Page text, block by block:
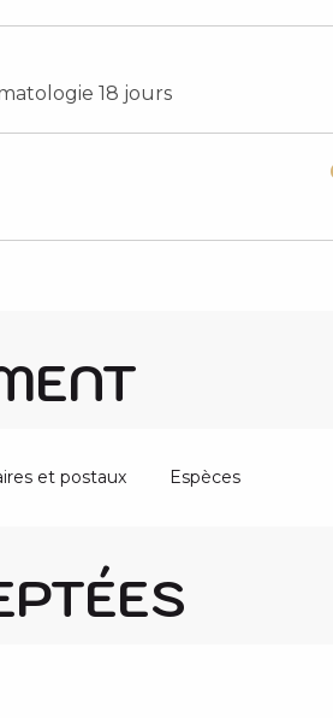
18 jours
et postaux Espèces